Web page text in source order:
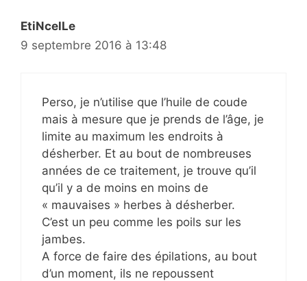
EtiNcelLe
9 septembre 2016 à 13:48
Perso, je n’utilise que l’huile de coude
mais à mesure que je prends de l’âge, je
limite au maximum les endroits à
désherber. Et au bout de nombreuses
années de ce traitement, je trouve qu’il
qu’il y a de moins en moins de
« mauvaises » herbes à désherber.
C’est un peu comme les poils sur les
jambes.
A force de faire des épilations, au bout
d’un moment, ils ne repoussent